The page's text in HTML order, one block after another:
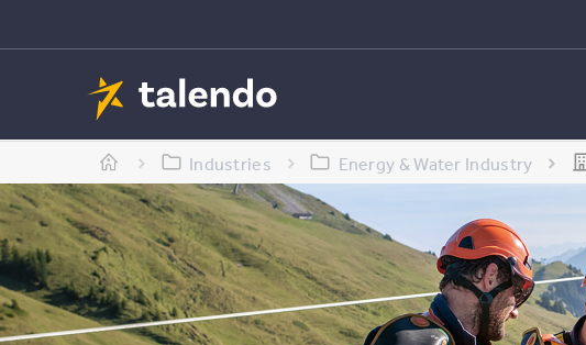
Industries Energy & Water Industry